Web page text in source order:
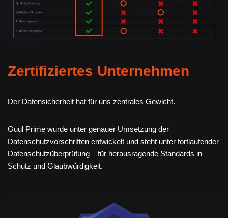
Zertifiziertes Unternehmen
Der Datensicherheit hat für uns zentrales Gewicht.
Guul Prime wurde unter genauer Umsetzung der
Datenschutzvorschriften entwickelt und steht unter fortlaufender
Datenschutzüberprüfung – für herausragende Standards in
Schutz und Glaubwürdigkeit.